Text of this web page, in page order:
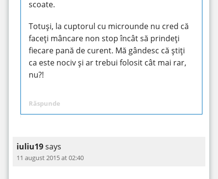
scoate.
Totuși, la cuptorul cu microunde nu cred că
faceți mâncare non stop încât să prindeți
fiecare pană de curent. Mă gândesc că știți
ca este nociv și ar trebui folosit cât mai rar,
nu?!
Răspunde
iuliu19says
11 august 2015 at 02:40